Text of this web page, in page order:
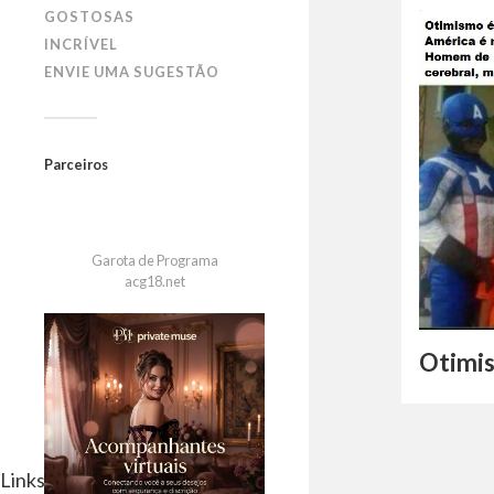
GOSTOSAS
INCRÍVEL
ENVIE UMA SUGESTÃO
Parceiros
Garota de Programa
acg18.net
Links Parceiros